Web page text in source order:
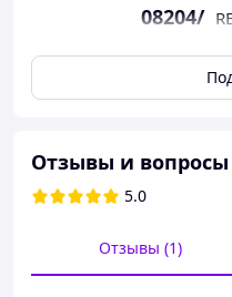
08204/
Материалы
Карнавальная трость
который гармонично
персонажей».
декоративными
Отзывы и вопросы
5.0
Отзывы (1)